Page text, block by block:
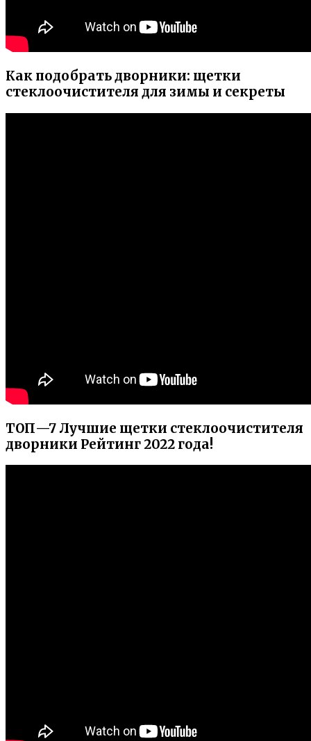
Как подобрать дворники: щетки
стеклоочистителя для зимы и секреты
ТОП—7 Лучшие щетки стеклоочистителя
дворники Рейтинг 2022 года!